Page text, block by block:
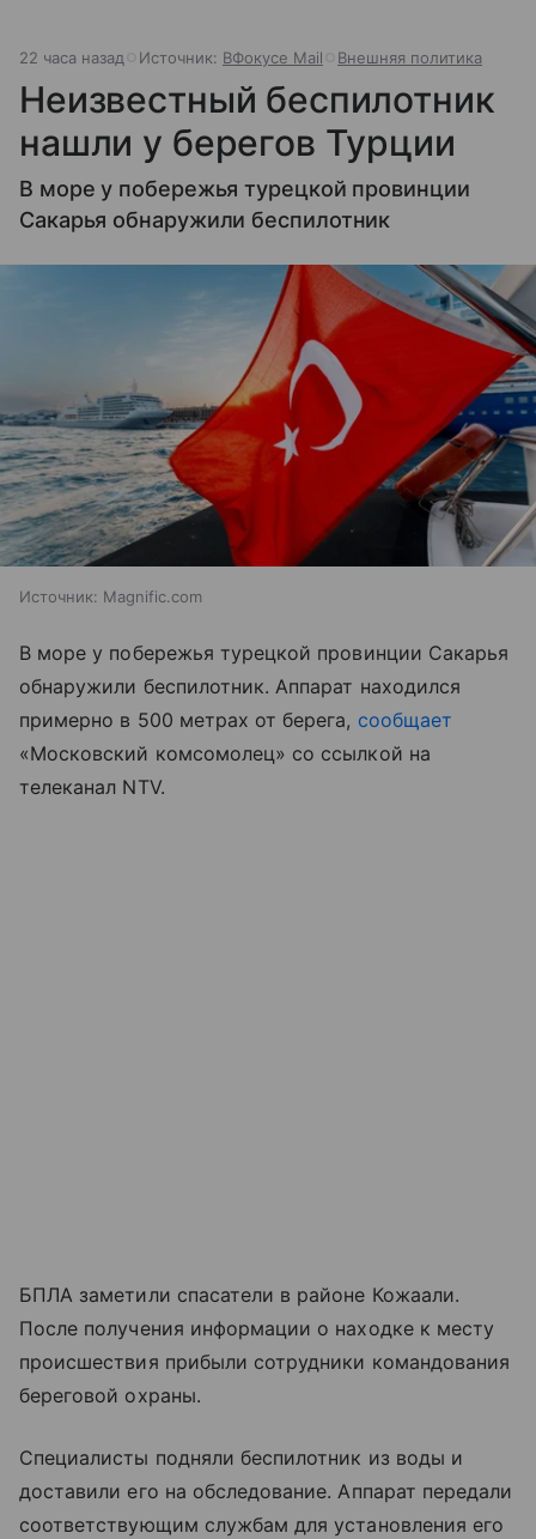
22 часа назад Источник: ВФокусе Mail Внешняя политика
Неизвестный беспилотник
нашли у берегов Турции
В море у побережья турецкой провинции
Сакарья обнаружили беспилотник
Источник: Magnific.com
В море у побережья турецкой провинции Сакарья
обнаружили беспилотник. Аппарат находился
примерно в 500 метрах от берега, сообщает
«Московский комсомолец» со ссылкой на
телеканал NTV.
БПЛА заметили спасатели в районе Кожаали.
После получения информации о находке к месту
происшествия прибыли сотрудники командования
береговой охраны.
Специалисты подняли беспилотник из воды и
доставили его на обследование. Аппарат передали
соответствующим службам для установления его